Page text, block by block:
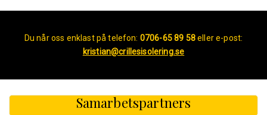
Du når oss enklast på telefon: 0706-65 89 58eller e-post:
kristian@crillesisolering.se
Samarbetspartners